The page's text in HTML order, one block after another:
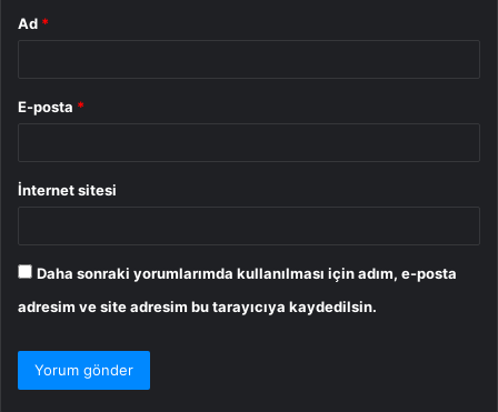
Ad *
E-posta *
İnternet sitesi
Daha sonraki yorumlarımda kullanılması için adım, e-posta
adresim ve site adresim bu tarayıcıya kaydedilsin.